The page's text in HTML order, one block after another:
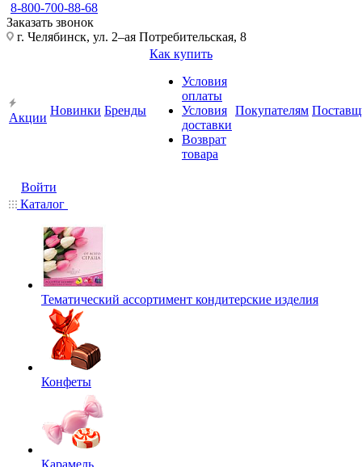
8-800-700-88-68
Заказать звонок
г. Челябинск, ул. 2–ая Потребительская, 8
Акции
Новинки Бренды
Как купить
Условия
оплаты
Условия
доставки
Возврат
товара
Покупателям
Войти
Каталог
Тематический ассортимент кондитерские изделия
Конфеты
Карамель